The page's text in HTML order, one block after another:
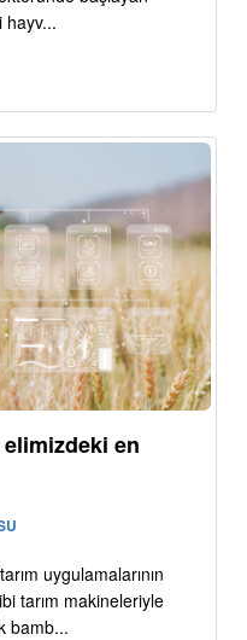
hayv...
en
uygulamalarının
tarım makineleriyle
bamb...